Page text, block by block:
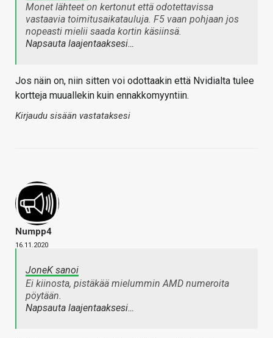
Monet lähteet on kertonut että odotettavissa
vastaavia toimitusaikatauluja. F5 vaan pohjaan jos
nopeasti mielii saada kortin käsiinsä.
Napsauta laajentaaksesi…
Jos näin on, niin sitten voi odottaakin että Nvidialta tulee
kortteja muuallekin kuin ennakkomyyntiin.
Kirjaudu sisään vastataksesi
Numpp4
16.11.2020
JoneK sanoi
Ei kiinosta, pistäkää mielummin AMD numeroita
pöytään.
Napsauta laajentaaksesi…